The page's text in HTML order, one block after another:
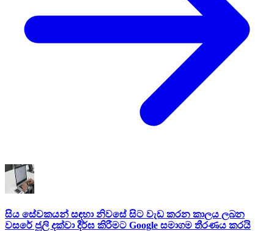
සිය සේවකයන් සඳහා නිවසේ සිට වැඩ කරන කාලය ලබන
වසරේ ජූලි දක්වා දීර්ඝ කිරීමට Google සමාගම තීරණය කරයි